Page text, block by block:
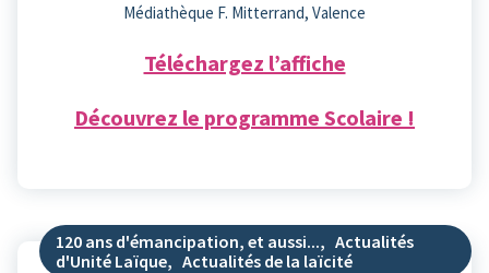
Médiathèque F. Mitterrand, Valence
Téléchargez l’affiche
Découvrez le programme Scolaire !
120 ans d'émancipation, et aussi..., Actualités
d'Unité Laïque, Actualités de la laïcité